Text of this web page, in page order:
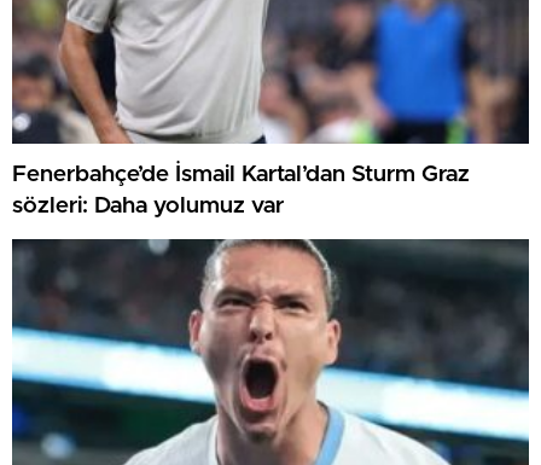
Fenerbahçe’de İsmail Kartal’dan Sturm Graz
sözleri: Daha yolumuz var